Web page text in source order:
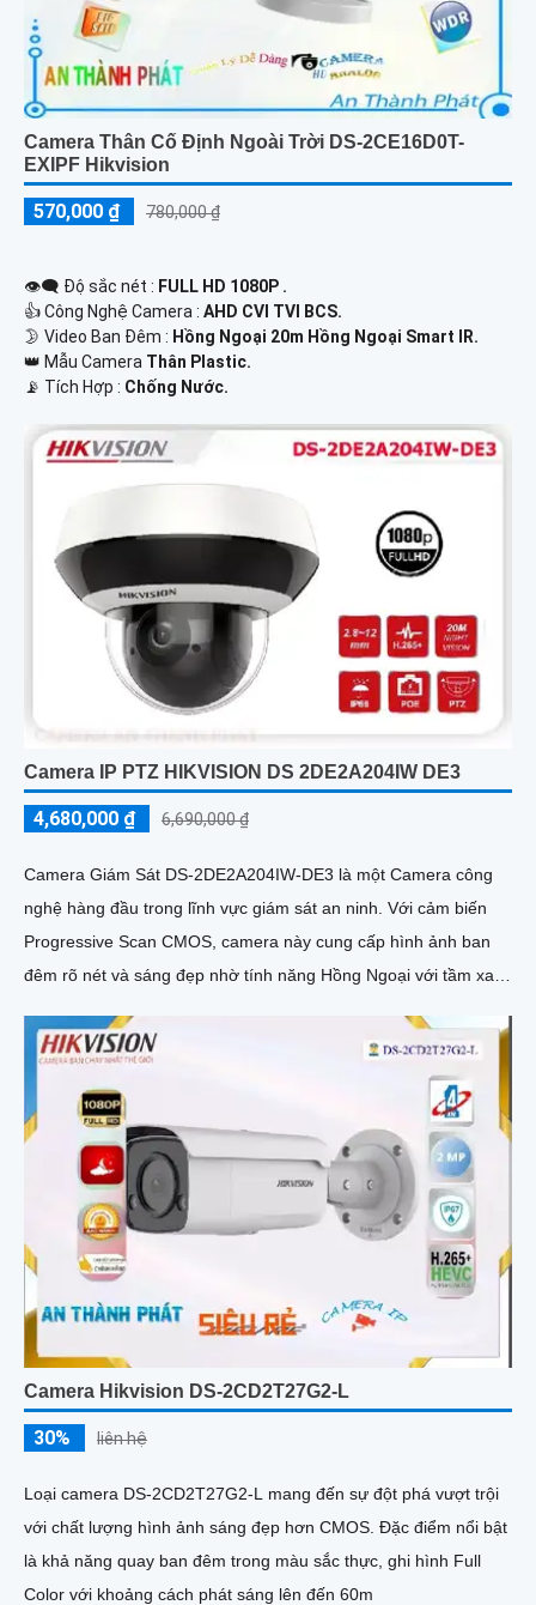
Camera Thân Cố Định Ngoài Trời DS-2CE16D0T-
EXIPF Hikvision
570,000 ₫ 780,000 ₫
👁️‍🗨 Độ sắc nét : FULL HD 1080P .
👍 Công Nghệ Camera : AHD CVI TVI BCS.
🌛 Video Ban Đêm : Hồng Ngoại 20m Hồng Ngoại Smart IR.
👑 Mẫu Camera Thân Plastic.
️📡 Tích Hợp : Chống Nước.
Camera IP PTZ HIKVISION DS 2DE2A204IW DE3
4,680,000 ₫ 6,690,000 ₫
Camera Giám Sát DS-2DE2A204IW-DE3 là một Camera công
nghệ hàng đầu trong lĩnh vực giám sát an ninh. Với cảm biến
Progressive Scan CMOS, camera này cung cấp hình ảnh ban
đêm rõ nét và sáng đẹp nhờ tính năng Hồng Ngoại với tầm xa
Camera Hikvision DS-2CD2T27G2-L
30% liên hệ
Loại camera DS-2CD2T27G2-L mang đến sự đột phá vượt trội
với chất lượng hình ảnh sáng đẹp hơn CMOS. Đặc điểm nổi bật
là khả năng quay ban đêm trong màu sắc thực, ghi hình Full
Color với khoảng cách phát sáng lên đến 60m